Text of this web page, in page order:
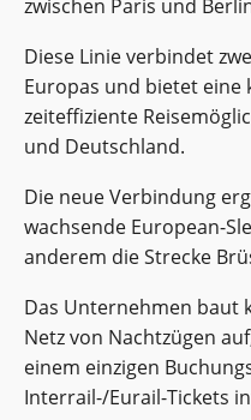
zwischen Paris und
Diese Linie verbindet
Europas und bietet
zeiteffiziente
und Deutschland.
Die neue Verbindung
wachsende
anderem die Strecke
Das Unternehmen baut
Netz von Nachtzügen
einem einzigen
Interrail‑/Eurail‑Tickets